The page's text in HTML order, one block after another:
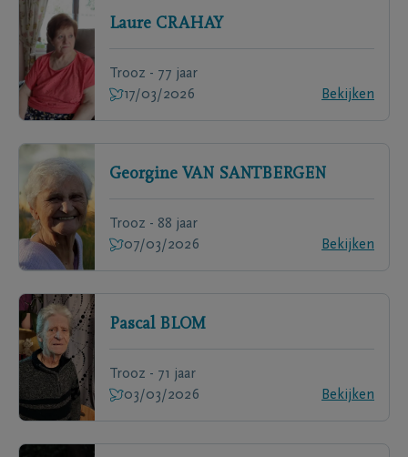
Laure CRAHAY
Trooz - 77 jaar
17/03/2026
Bekijken
Georgine VAN SANTBERGEN
Trooz - 88 jaar
07/03/2026
Bekijken
Pascal BLOM
Trooz - 71 jaar
03/03/2026
Bekijken